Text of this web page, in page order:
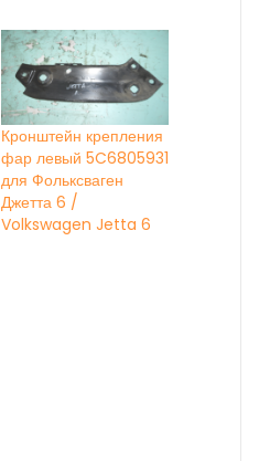
Кронштейн крепления
фар левый 5C6805931
для Фольксваген
Джетта 6 /
Volkswagen Jetta 6